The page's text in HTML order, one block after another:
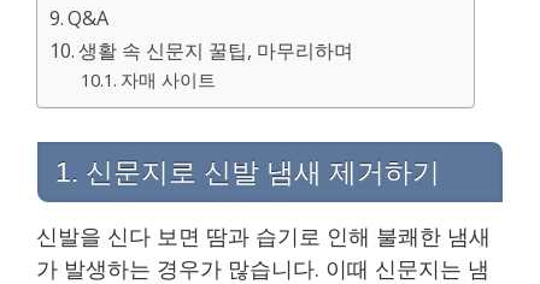
Q&A
생활 속 신문지 꿀팁, 마무리하며
자매 사이트
1. 신문지로 신발 냄새 제거하기
신발을 신다 보면 땀과 습기로 인해 불쾌한 냄새
가 발생하는 경우가 많습니다. 이때 신문지는 냄